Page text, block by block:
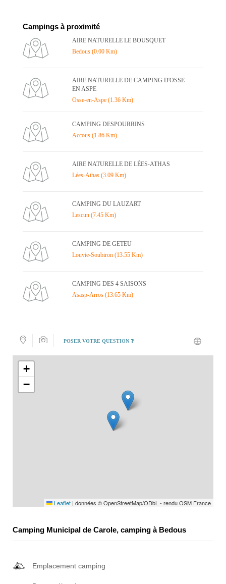
Campings à proximité
AIRE NATURELLE LE BOUSQUET
Bedous (0.00 Km)
AIRE NATURELLE DE CAMPING D'OSSE
EN ASPE
Osse-en-Aspe (1.36 Km)
CAMPING DESPOURRINS
Accous (1.86 Km)
AIRE NATURELLE DE LÉES-ATHAS
Lées-Athas (3.09 Km)
CAMPING DU LAUZART
Lescun (7.45 Km)
CAMPING DE GETEU
Louvie-Soubiron (13.55 Km)
CAMPING DES 4 SAISONS
Asasp-Arros (13.65 Km)
POSER VOTRE QUESTION ❓
+
−
Leaflet | données © OpenStreetMap/ODbL - rendu OSM France
Camping Municipal de Carole, camping à Bedous
Emplacement camping